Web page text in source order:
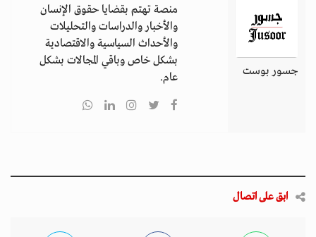
جسور بوست
منصة تهتم بقضايا حقوق الإنسان
والأخبار والدراسات والتحليلات
والأحداث السياسية والاقتصادية
بشكل خاص وباقي المجالات بشكل
عام.
ابق على اتصال